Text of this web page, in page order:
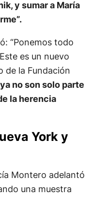
y sumar a María
“Ponemos todo
es un nuevo
de la Fundación
no son solo parte
la herencia
York y
Montero adelantó
una muestra